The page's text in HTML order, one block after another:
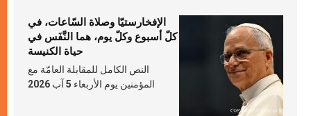
الإفخارستيّا وصلاة السّاعات، في
كلّ أسبوع وكلّ يوم، هما النَّفَس في
حياة الكنيسة
النص الكامل للمقابلة العامّة مع
المؤمنين يوم الأربعاء 5 آب 2026